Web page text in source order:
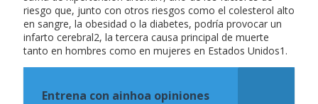
riesgo que, junto con otros riesgos como el colesterol alto
en sangre, la obesidad o la diabetes, podría provocar un
infarto cerebral2, la tercera causa principal de muerte
tanto en hombres como en mujeres en Estados Unidos1.
Entrena con ainhoa opiniones